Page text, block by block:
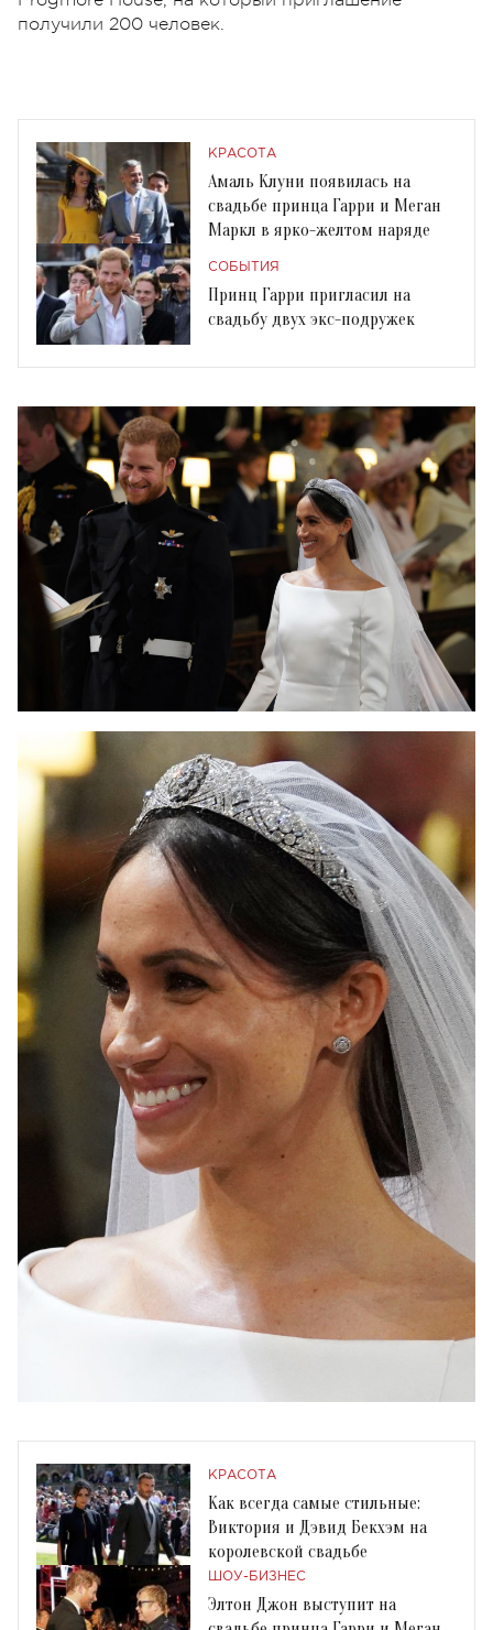
получили 200 человек.
КРАСОТА
Амаль Клуни появилась на
свадьбе принца Гарри и Меган
Маркл в ярко-желтом наряде
СОБЫТИЯ
Принц Гарри пригласил на
свадьбу двух экс-подружек
КРАСОТА
Как всегда самые стильные:
Виктория и Дэвид Бекхэм на
королевской свадьбе
ШОУ-БИЗНЕС
Элтон Джон выступит на